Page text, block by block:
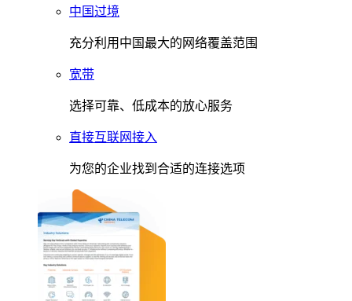
中国过境
充分利用中国最大的网络覆盖范围
宽带
选择可靠、低成本的放心服务
直接互联网接入
为您的企业找到合适的连接选项